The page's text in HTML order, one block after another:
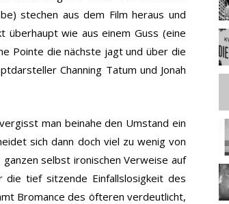
stechen aus dem Film heraus und
überhaupt wie aus einem Guss (eine
Pointe die nächste jagt und über die
Channing Tatum und Jonah
man beinahe den Umstand ein
sich dann doch viel zu wenig von
selbst ironischen Verweise auf
tief sitzende Einfallslosigkeit des
Bromance des öfteren verdeutlicht,